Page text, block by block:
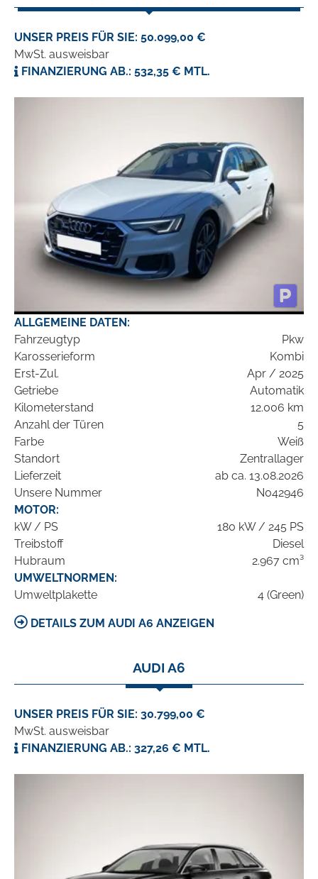
UNSER PREIS FÜR SIE: 50.099,00 €
MwSt. ausweisbar
FINANZIERUNG AB.: 532,35 € MTL.
ALLGEMEINE DATEN:
Fahrzeugtyp
Pkw
Karosserieform
Kombi
Erst-Zul.
Apr / 2025
Getriebe
Automatik
Kilometerstand
12.006 km
Anzahl der Türen
5
Farbe
Weiß
Standort
Zentrallager
Lieferzeit
ab ca. 13.08.2026
Unsere Nummer
N042946
MOTOR:
kW / PS
180 kW / 245 PS
Treibstoff
Diesel
Hubraum
2.967 cm³
UMWELTNORMEN:
Umweltplakette
4 (Green)
DETAILS ZUM AUDI A6 ANZEIGEN
AUDI A6
UNSER PREIS FÜR SIE: 30.799,00 €
MwSt. ausweisbar
FINANZIERUNG AB.: 327,26 € MTL.